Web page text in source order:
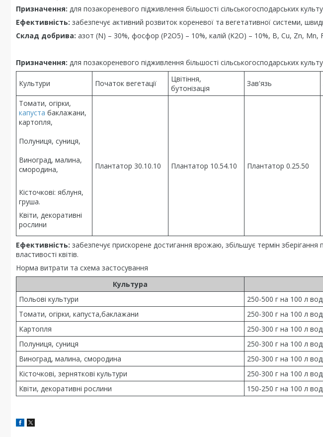
Призначення: для позакореневого підживлення більшості сільськогосподарських
Ефективність: забезпечує активний розвиток кореневої та вегетативної системи,
Склад добрива: азот (N) – 30%, фосфор (P2O5) – 10%, калій (K2O) – 10%, B, Cu, Zn, Mn,
Призначення: для позакореневого підживлення більшості сільськогосподарських
Культури Початок вегетації
Цвітіння,
бутонізація
Зав'язь
Томати, огірки,
капуста баклажани,
картопля,
Полуниця, суниця,
Виноград, малина,
смородина,
Кісточкові: яблуня,
груша.
Квіти, декоративні
рослини
Плантатор 30.10.10 Плантатор 10.54.10 Плантатор 0.25.50
Ефективність: забезпечує прискорене достигання врожаю, збільшує термін зберігання
властивості квітів.
Норма витрати та схема застосування
Культура
Польові культури
250-500 г на 100 л
Томати, огірки, капуста,баклажани
250-300 г на 100 л
Картопля
250-300 г на 100 л
Полуниця, суниця
250-300 г на 100 л
Виноград, малина, смородина
250-300 г на 100 л
Кісточкові, зерняткові культури
250-300 г на 100 л
Квіти, декоративні рослини
150-250 г на 100 л